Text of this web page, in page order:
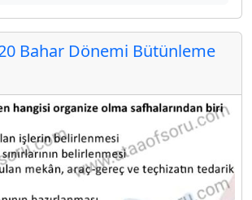
Bahar Dönemi Bütünleme